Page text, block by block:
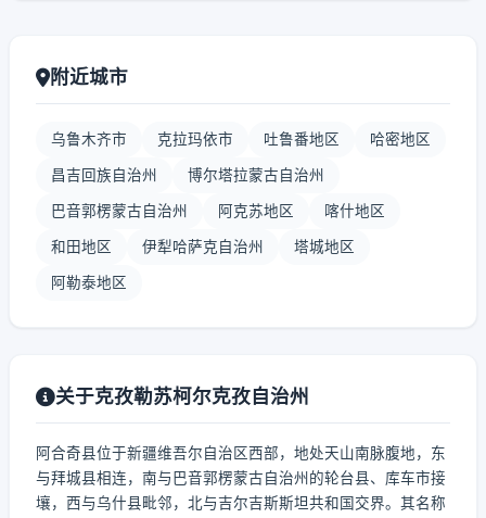
附近城市
乌鲁木齐市 克拉玛依市 吐鲁番地区 哈密地区
昌吉回族自治州 博尔塔拉蒙古自治州
巴音郭楞蒙古自治州 阿克苏地区 喀什地区
和田地区 伊犁哈萨克自治州 塔城地区
阿勒泰地区
关于克孜勒苏柯尔克孜自治州
阿合奇县位于新疆维吾尔自治区西部，地处天山南脉腹地，东
与拜城县相连，南与巴音郭楞蒙古自治州的轮台县、库车市接
壤，西与乌什县毗邻，北与吉尔吉斯斯坦共和国交界。其名称